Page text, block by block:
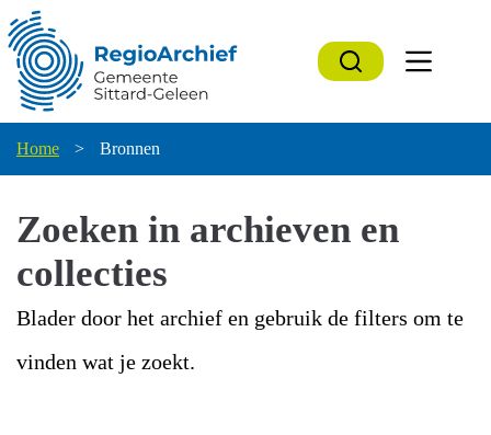
naar
de
inhoud
Home > Bronnen
Zoeken in archieven en
collecties
Blader door het archief en gebruik de filters om te
vinden wat je zoekt.